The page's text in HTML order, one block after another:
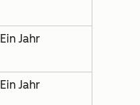
Ein Jahr
Ein Jahr